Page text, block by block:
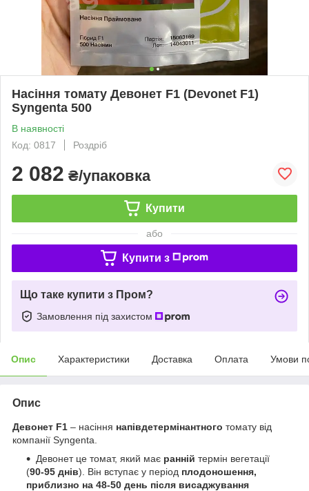
Насіння томату Девонет F1 (Devonet F1)
Syngenta 500
В наявності
Код: 0817
Роздріб
2 082 ₴/упаковка
Купити
або
Купити з
Що таке купити з Пром?
Замовлення під захистом
Опис Характеристики Доставка Оплата Умови
Опис
Девонет F1 – насіння напівдетермінантного томату від
компанії Syngenta.
Девонет це томат, який має ранній термін вегетації
(90-95 днів). Він вступає у період плодоношення,
приблизно на 48-50 день після висаджування